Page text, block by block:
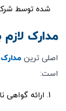
شده توسط
مدارک
اصلی ترین
است:
ارائه گواهی